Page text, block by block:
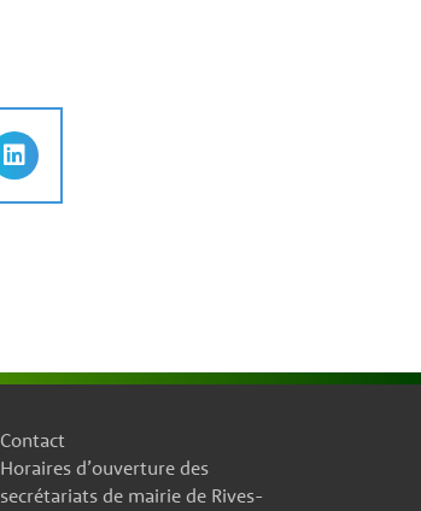
Contact
Horaires d’ouverture des
secrétariats de mairie de Rives-